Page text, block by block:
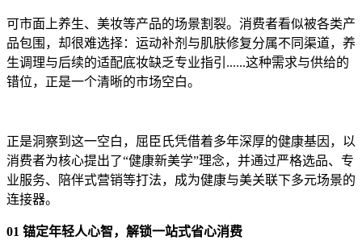
可市面上养生、美妆等产品的场景割裂。消费者看似被各类产
品包围，却很难选择：运动补剂与肌肤修复分属不同渠道，养
生调理与后续的适配底妆缺乏专业指引......这种需求与供给的
错位，正是一个清晰的市场空白。
正是洞察到这一空白，屈臣氏凭借着多年深厚的健康基因，以
消费者为核心提出了“健康新美学”理念，并通过严格选品、专
业服务、陪伴式营销等打法，成为健康与美关联下多元场景的
连接器。
01 锚定年轻人心智，解锁一站式省心消费